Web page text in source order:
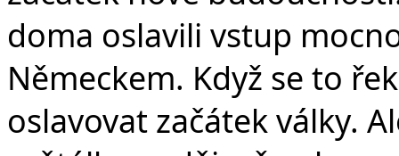
doma oslavili vstup
Německem. Když se to
oslavovat začátek války.